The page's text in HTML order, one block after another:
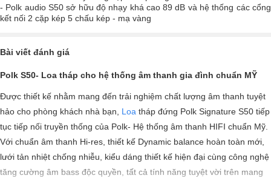
- Polk audio S50 sở hữu độ nhạy khá cao 89 dB và hệ thống các cổng
kết nối 2 cặp kép 5 chấu kép - mạ vàng
Bài viết đánh giá
Polk S50- Loa tháp cho hệ thống âm thanh gia đình chuẩn MỸ
Được thiết kế nhằm mang đến trải nghiệm chất lượng âm thanh tuyệt
hảo cho phòng khách nhà bạn, Loa tháp đứng Polk Signature S50 tiếp
tục tiếp nối truyền thống của Polk- Hệ thống âm thanh HIFI chuẩn Mỹ.
Với chuẩn âm thanh Hi-res, thiết kế Dynamic balance hoàn toàn mới,
lưới tản nhiệt chống nhiễu, kiểu dáng thiết kế hiện đại cùng công nghệ
tăng cường âm bass độc quyền, tất cả tính năng tuyệt vời trên mang